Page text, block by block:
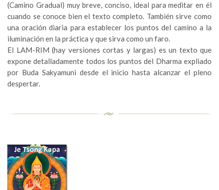
(Camino Gradual) muy breve, conciso, ideal para meditar en él
cuando se conoce bien el texto completo. También sirve como
una oración diaria para establecer los puntos del camino a la
iluminación en la práctica y que sirva como un faro.
El LAM-RIM (hay versiones cortas y largas) es un texto que
expone detalladamente todos los puntos del Dharma expliado
por Buda Sakyamuni desde el inicio hasta alcanzar el pleno
despertar.